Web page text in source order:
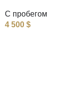
С пробегом
4 500 $